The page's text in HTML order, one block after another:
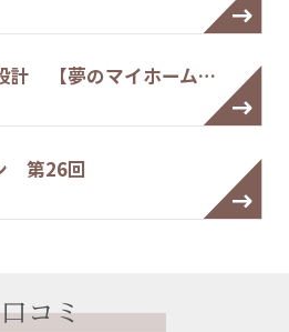
計 【夢のマイホーム…
第26回
口コミ